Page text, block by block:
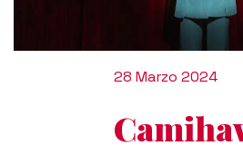
28 Marzo 2024